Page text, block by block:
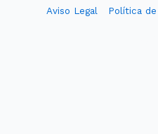
Aviso Legal Política de